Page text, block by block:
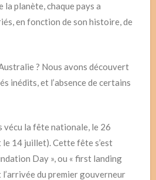
la planète, chaque pays a
en fonction de son histoire, de
? Nous avons découvert
inédits, et l’absence de certains
vécu la fête nationale, le 26
14 juillet). Cette fête s’est
Day », ou « first landing
l’arrivée du premier gouverneur